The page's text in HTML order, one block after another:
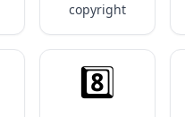
copyright
8️⃣